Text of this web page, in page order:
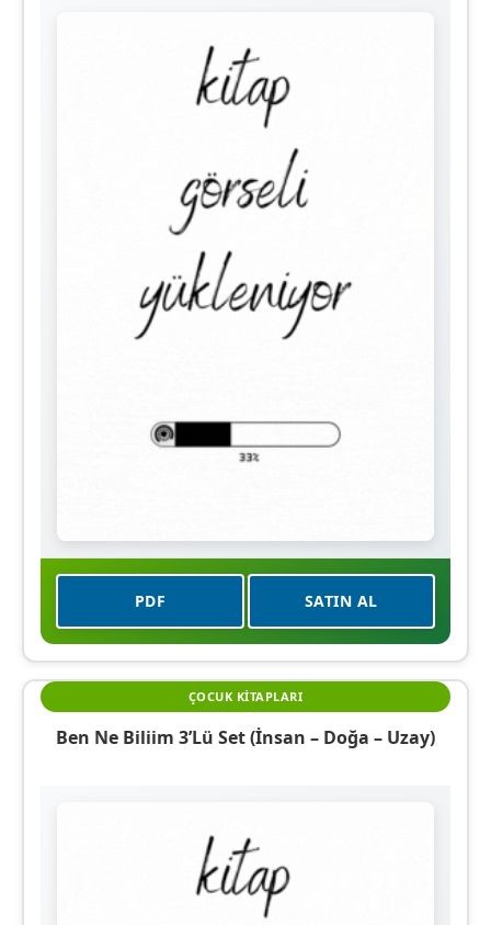
PDF SATIN AL
ÇOCUK KITAPLARI
Ben Ne Biliim 3’lü Set (İnsan – Doğa – Uzay)